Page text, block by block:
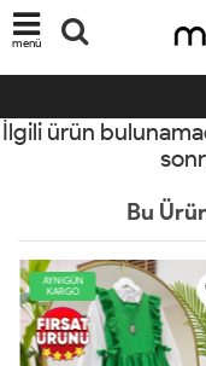
menü
İlgili ürün
Bu
YENİ
AYNIGÜN
KARGO